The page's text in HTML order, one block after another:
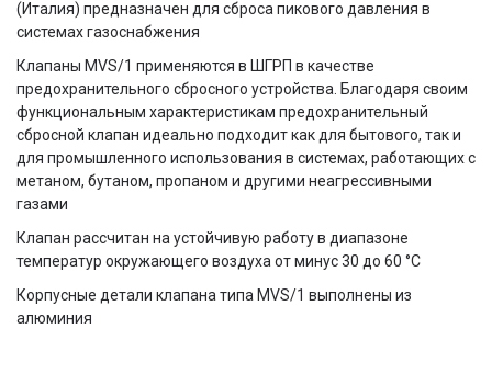
(Италия) предназначен для сброса пикового давления в
системах газоснабжения
Клапаны MVS/1 применяются в ШГРП в качестве
предохранительного сбросного устройства. Благодаря своим
функциональным характеристикам предохранительный
сбросной клапан идеально подходит как для бытового, так и
для промышленного использования в системах, работающих с
метаном, бутаном, пропаном и другими неагрессивными
газами
Клапан рассчитан на устойчивую работу в диапазоне
температур окружающего воздуха от минус 30 до 60 °С
Корпусные детали клапана типа MVS/1 выполнены из
алюминия